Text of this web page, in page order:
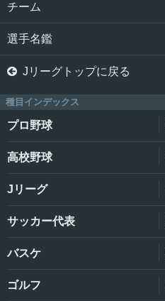
チーム
選手名鑑
 Jリーグトップに戻る
種目インデックス
プロ野球
高校野球
Jリーグ
サッカー代表
バスケ
ゴルフ